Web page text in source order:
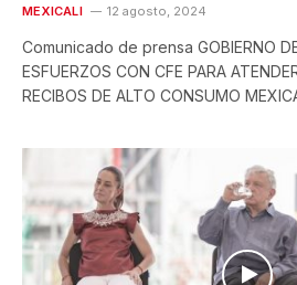
MEXICALI 12 agosto, 2024
Comunicado de prensa GOBIERNO
ESFUERZOS CON CFE PARA
RECIBOS DE ALTO CONSUMO